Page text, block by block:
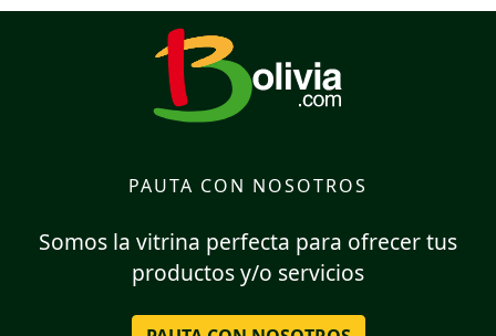
PAUTA CON NOSOTROS
Somos la vitrina perfecta para ofrecer tus
productos y/o servicios